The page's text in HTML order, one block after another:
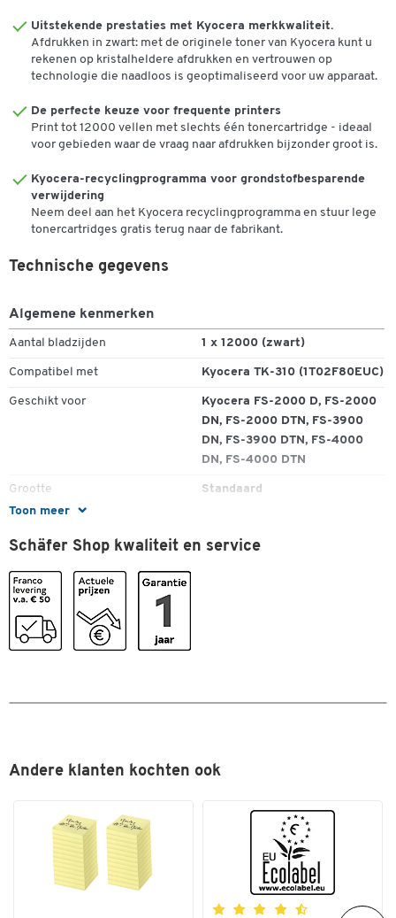
Uitstekende prestaties met Kyocera merkkwaliteit.
Afdrukken in zwart: met de originele toner van Kyocera kunt u
rekenen op kristalheldere afdrukken en vertrouwen op
technologie die naadloos is geoptimaliseerd voor uw apparaat.
De perfecte keuze voor frequente printers
Print tot 12000 vellen met slechts één tonercartridge - ideaal
voor gebieden waar de vraag naar afdrukken bijzonder groot is.
Kyocera-recyclingprogramma voor grondstofbesparende
verwijdering
Neem deel aan het Kyocera recyclingprogramma en stuur lege
tonercartridges gratis terug naar de fabrikant.
Toon meer
Technische gegevens
Algemene kenmerken
Aantal bladzijden 1 x 12000 (zwart)
Compatibel met Kyocera TK-310 (1T02F80EUC)
Geschikt voor
Kyocera FS-2000 D, FS-2000
DN, FS-2000 DTN, FS-3900
DN, FS-3900 DTN, FS-4000
DN, FS-4000 DTN
Grootte Standaard
Origineel toebehoren
Recyclageprogramma Kyocera-recyclingprogramma
Spaarpaket
Type
Kleuren
Schäfer Shop kwaliteit en service
Andere klanten kochten ook
Dubbelklik om in te zoomen